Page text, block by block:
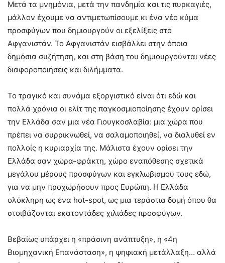
Μετά τα μνημόνια, μετά την πανδημία και τις πυρκαγιές,
μάλλον έχουμε να αντιμετωπίσουμε κι ένα νέο κύμα
προσφύγων που δημιουργούν οι εξελίξεις στο
Αφγανιστάν. Το Αφγανιστάν εισβάλλει στην όποια
δημόσια συζήτηση, και στη βάση του δημιουργούνται νέες
διαφοροποιήσεις και διλήμματα.
Το τραγικό και συνάμα εξοργιστικό είναι ότι εδώ και
πολλά χρόνια οι ελίτ της παγκοσμιοποίησης έχουν ορίσει
την Ελλάδα σαν μια νέα Γιουγκοσλαβία: μια χώρα που
πρέπει να συρρικνωθεί, να σαλαμοποιηθεί, να διαλυθεί εν
πολλοίς η κυριαρχία της. Μάλιστα έχουν ορίσει την
Ελλάδα σαν χώρα-φράκτη, χώρο εναπόθεσης σχετικά
μεγάλου μέρους προσφύγων και εγκλωβισμού τους εδώ,
για να μην προχωρήσουν προς Ευρώπη. Η Ελλάδα
ολόκληρη ως ένα hot-spot, ως μια τεράστια δομή όπου θα
στοιβάζονται εκατοντάδες χιλιάδες προσφύγων.
Βεβαίως υπάρχει η «πράσινη ανάπτυξη», η «4η
Βιομηχανική Επανάσταση», η ψηφιακή μετάλλαξη… αλλά